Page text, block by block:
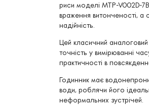
риси моделі MTP-V002D-
враження витонченості, а
надійність.
Цей класичний
точність у вимірюванні
практичності в
Годинник має
води, роблячи його
неформальних зустрічей.